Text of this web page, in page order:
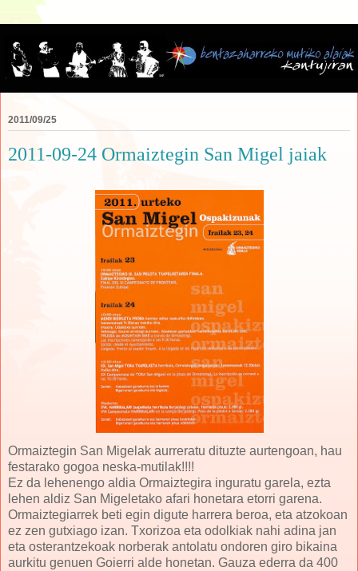
2011/09/25
2011-09-24 Ormaiztegin San Migel jaiak
Ormaiztegin San Migelak aurreratu dituzte aurtengoan, hau
festarako gogoa neska-mutilak!!!!
Ez da lehenengo aldia Ormaiztegira inguratu garela, ezta
lehen aldiz San Migeletako afari honetara etorri garena.
Ormaiztegiarrek beti egin digute harrera beroa, eta atzokoan
ez zen gutxiago izan. Txorizoa eta odolkiak nahi adina jan
eta osterantzekoak norberak antolatu ondoren giro bikaina
aurkitu genuen Goierri alde honetan. Gauza ederra da 400